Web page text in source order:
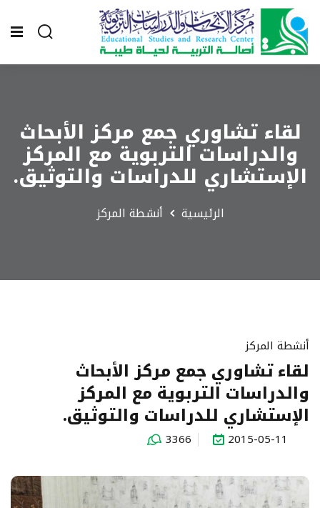
لقاء تشاوري جمع مركز الأبحاث
والدراسات التربوية مع المركز
الإستشاري للدراسات والتوثيق.
الرئيسية أنشطة المركز
أنشطة المركز
لقاء تشاوري جمع مركز الأبحاث
والدراسات التربوية مع المركز
الإستشاري للدراسات والتوثيق.
2015-05-11
3366